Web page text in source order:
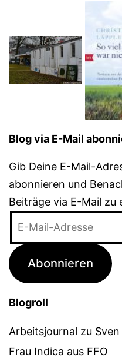
Blog via E-Mail
Gib Deine E-Mail-
abonnieren und
Beiträge via E-Mail zu
Adresse
Abonnieren
Blogroll
Arbeitsjournal zu
Frau Indica aus FFO